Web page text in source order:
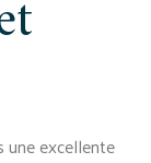
une excellente